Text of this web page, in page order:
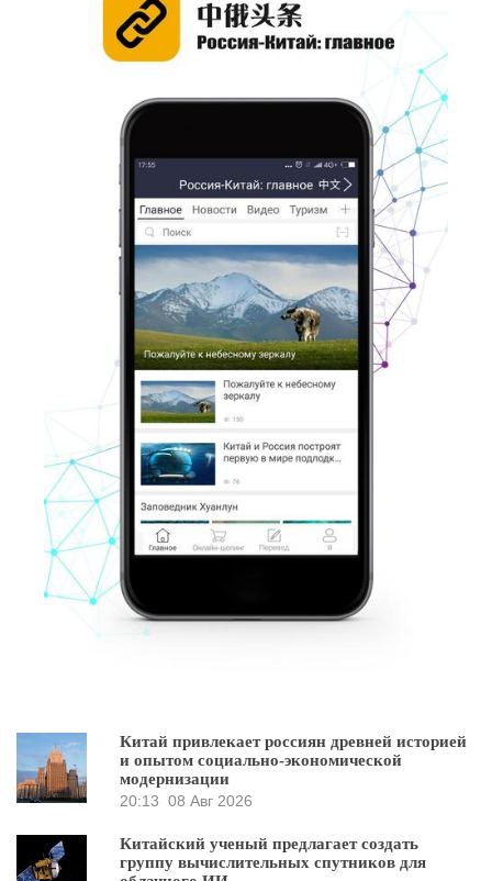
Китай привлекает россиян древней историей
и опытом социально-экономической
модернизации
20:13 08 Авг 2026
Китайский ученый предлагает создать
группу вычислительных спутников для